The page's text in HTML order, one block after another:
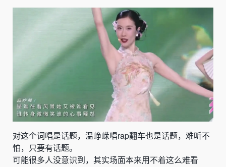
对这个词唱是话题，温峥嵘唱rap翻车也是话题，难听不
怕，只要有话题。
可能很多人没意识到，其实场面本来用不着这么难看